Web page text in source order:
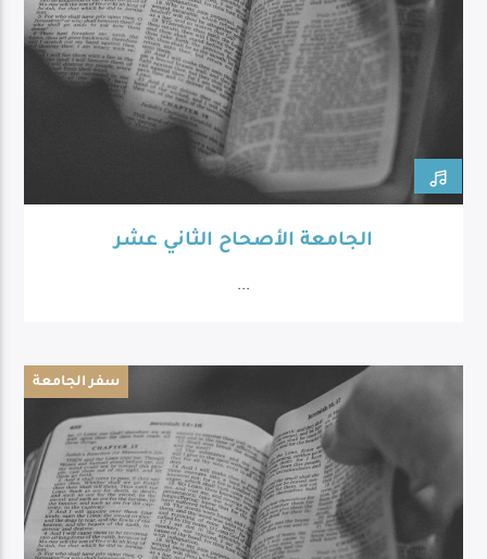
الجامعة الأصحاح الثاني عشر
...
سفر الجامعة